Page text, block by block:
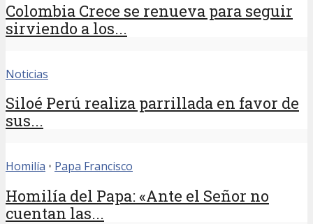
Colombia Crece se renueva para seguir
sirviendo a los...
Noticias
Siloé Perú realiza parrillada en favor de
sus...
Homilía • Papa Francisco
Homilía del Papa: «Ante el Señor no
cuentan las...